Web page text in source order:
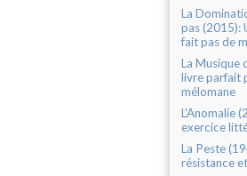
La
pas (2015):
fait pas de
La Musique
livre parfait
mélomane
L'Anomalie
exercice
La Peste
résistance